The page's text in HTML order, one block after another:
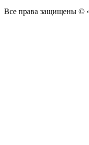
Все права защищены ©